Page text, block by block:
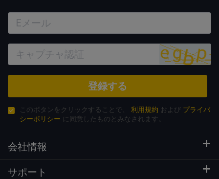
登録する
このボタンをクリックすることで、 利用規約 および プライバ
シーポリシー に同意したものとみなされます。
会社情報
サポート